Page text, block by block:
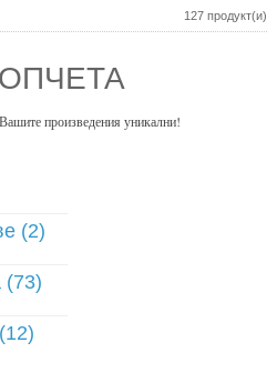
127 продукт(и)
произведения уникални!
(2)
(73)